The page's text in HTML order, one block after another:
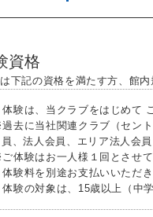
資格
下記の資格を満たす方、館
体験は、当クラブをはじめて
去に当社関連クラブ（セント
員、法人会員、エリア法人会
体験はお一人様１回とさせて
体験料を別途お支払いいただき
体験の対象は、15歳以上（中